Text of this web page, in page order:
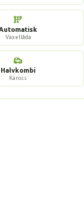
Växellåda
Halvkombi
Kaross